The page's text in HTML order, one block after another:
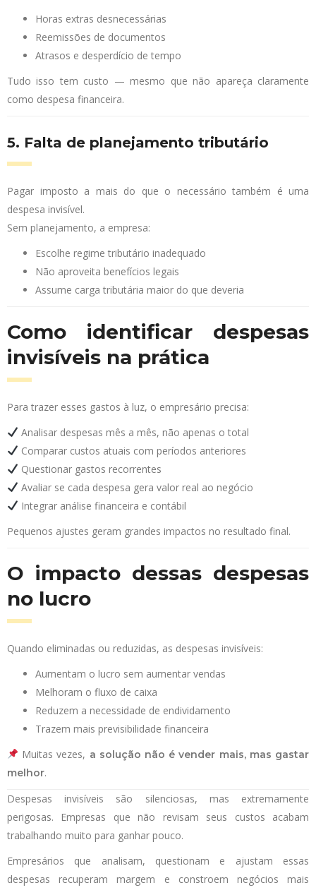
Horas extras desnecessárias
Reemissões de documentos
Atrasos e desperdício de tempo
Tudo isso tem custo — mesmo que não apareça claramente
como despesa financeira.
5. Falta de planejamento tributário
Pagar imposto a mais do que o necessário também é uma
despesa invisível.
Sem planejamento, a empresa:
Escolhe regime tributário inadequado
Não aproveita benefícios legais
Assume carga tributária maior do que deveria
Como identificar despesas
invisíveis na prática
Para trazer esses gastos à luz, o empresário precisa:
Analisar despesas mês a mês, não apenas o total
Comparar custos atuais com períodos anteriores
Questionar gastos recorrentes
Avaliar se cada despesa gera valor real ao negócio
Integrar análise financeira e contábil
Pequenos ajustes geram grandes impactos no resultado final.
O impacto dessas despesas
no lucro
Quando eliminadas ou reduzidas, as despesas invisíveis:
Aumentam o lucro sem aumentar vendas
Melhoram o fluxo de caixa
Reduzem a necessidade de endividamento
Trazem mais previsibilidade financeira
Muitas vezes, a solução não é vender mais, mas gastar
melhor.
Despesas invisíveis são silenciosas, mas extremamente
perigosas. Empresas que não revisam seus custos acabam
trabalhando muito para ganhar pouco.
Empresários que analisam, questionam e ajustam essas
despesas recuperam margem e constroem negócios mais